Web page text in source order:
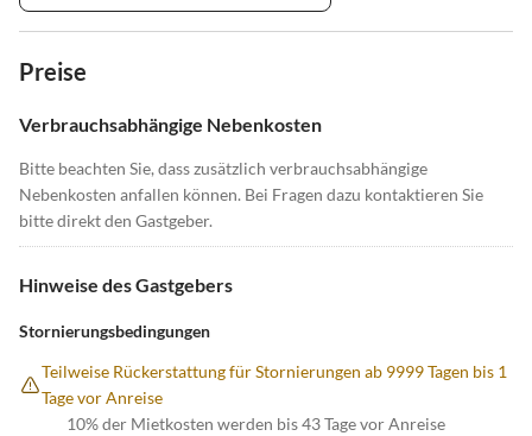
Preise
Verbrauchsabhängige Nebenkosten
Bitte beachten Sie, dass zusätzlich verbrauchsabhängige
Nebenkosten anfallen können. Bei Fragen dazu kontaktieren Sie
bitte direkt den Gastgeber.
Hinweise des Gastgebers
Stornierungsbedingungen
Teilweise Rückerstattung für Stornierungen ab 9999 Tagen bis 1
Tage vor Anreise
10% der Mietkosten werden bis 43 Tage vor Anreise